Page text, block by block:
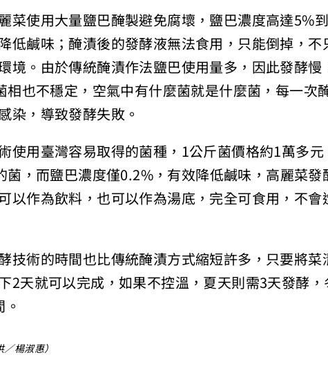
菜使用大量鹽巴醃製避免腐壞，鹽巴濃度高達5%
低鹹味；醃漬後的發酵液無法食用，只能倒掉，
境。由於傳統醃漬作法鹽巴使用量多，因此發酵
也不穩定，空氣中有什麼菌就是什麼菌，每一次
，導致發酵失敗。
使用臺灣容易取得的菌種，1公斤菌價格約1萬多
，而鹽巴濃度僅0.2%，有效降低鹹味，高麗菜發
以作為飲料，也可以作為湯底，完全可食用，不
技術的時間也比傳統醃漬方式縮短許多，只要將
2天就可以完成，如果不控溫，夏天則需3天發酵
楊淑惠）